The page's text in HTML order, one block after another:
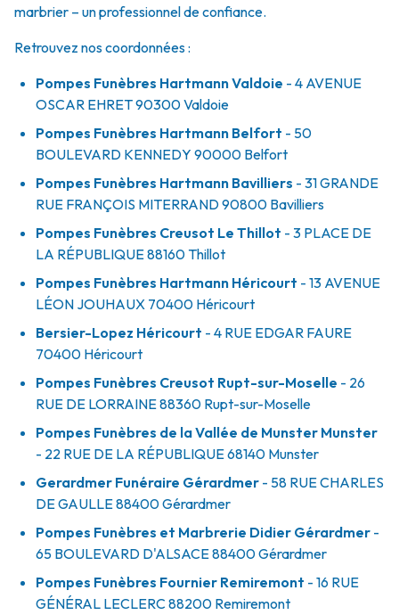
marbrier – un professionnel de confiance.
Retrouvez nos coordonnées :
Pompes Funèbres Hartmann Valdoie - 4 AVENUE
OSCAR EHRET90300Valdoie
Pompes Funèbres Hartmann Belfort - 50
BOULEVARD KENNEDY 90000 Belfort
Pompes Funèbres Hartmann Bavilliers - 31 GRANDE
RUE FRANÇOIS MITERRAND90800 Bavilliers
Pompes Funèbres Creusot Le Thillot - 3 PLACE DE
LA RÉPUBLIQUE88160 Thillot
Pompes Funèbres Hartmann Héricourt - 13 AVENUE
LÉON JOUHAUX 70400 Héricourt
Bersier-Lopez Héricourt - 4 RUE EDGAR FAURE
70400 Héricourt
Pompes Funèbres Creusot Rupt-sur-Moselle - 26
RUE DE LORRAINE88360 Rupt-sur-Moselle
Pompes Funèbres de la Vallée de Munster Munster
- 22 RUE DE LA RÉPUBLIQUE68140 Munster
Gerardmer Funéraire Gérardmer - 58 RUE CHARLES
DE GAULLE88400Gérardmer
Pompes Funèbres et Marbrerie Didier Gérardmer -
65 BOULEVARD D'ALSACE88400Gérardmer
Pompes Funèbres Fournier Remiremont - 16 RUE
GÉNÉRAL LECLERC88200 Remiremont